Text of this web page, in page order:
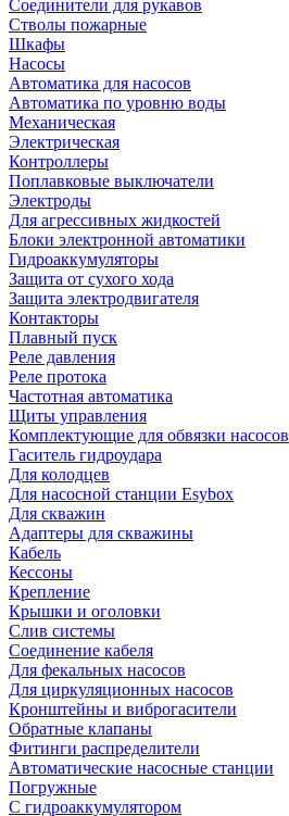
Соединители для рукавов
Стволы пожарные
Шкафы
Насосы
Автоматика для насосов
Автоматика по уровню воды
Механическая
Электрическая
Контроллеры
Поплавковые выключатели
Электроды
Для агрессивных жидкостей
Блоки электронной автоматики
Гидроаккумуляторы
Защита от сухого хода
Защита электродвигателя
Контакторы
Плавный пуск
Реле давления
Реле протока
Частотная автоматика
Щиты управления
Комплектующие для обвязки насосов
Гаситель гидроудара
Для колодцев
Для насосной станции Esybox
Для скважин
Адаптеры для скважины
Кабель
Кессоны
Крепление
Крышки и оголовки
Слив системы
Соединение кабеля
Для фекальных насосов
Для циркуляционных насосов
Кронштейны и виброгасители
Обратные клапаны
Фитинги распределители
Автоматические насосные станции
Погружные
С гидроаккумулятором